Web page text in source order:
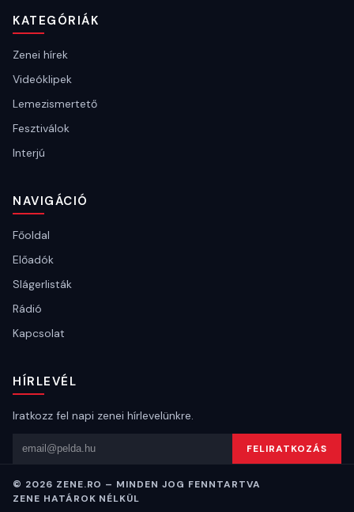
KATEGÓRIÁK
Zenei hírek
Videóklipek
Lemezismertető
Fesztiválok
Interjú
NAVIGÁCIÓ
Főoldal
Előadók
Slágerlisták
Rádió
Kapcsolat
HÍRLEVÉL
Iratkozz fel napi zenei hírlevelünkre.
Email cím FELIRATKOZÁS
© 2026 ZENE.RO – MINDEN JOG FENNTARTVA
ZENE HATÁROK NÉLKÜL